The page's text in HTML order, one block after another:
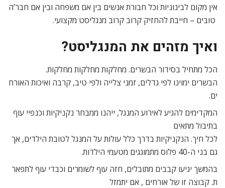
אין מקום לבינוניות וכל חבורת אנשים בין אם משפחה ובין אם חבר’ה
טובים – חייבת להחזיק קרוב קרוב מנגליסט מקצועי.
ואיך מזהים את המנגליסט?
הכל מתחיל בסידור הבשרים. מחלקות מחלקות מחלקות.
הבשרים ימוינו לפי גדלים, זמני צלייה ולפי טיב, קרבה ואיכות האורח
ים.
המקדימים להגיע לאירוע המנגל, ייהנו ממבחר נקניקיות וכנפיי עוף
בתיבול מתאים
לכל חיך. הנקניקיות בדרך כלל עולות על המנגל לטובת הילדים, אך
גם בני ה-40 פלוס מתמוגגים מטעמי הילדות.
בהמשך יגיעו קבבים מתובלים, חזה עוף לשומרים וכבדי עוף לתפאר
ת. קבוצה זו של אורחים , אם יתמזל